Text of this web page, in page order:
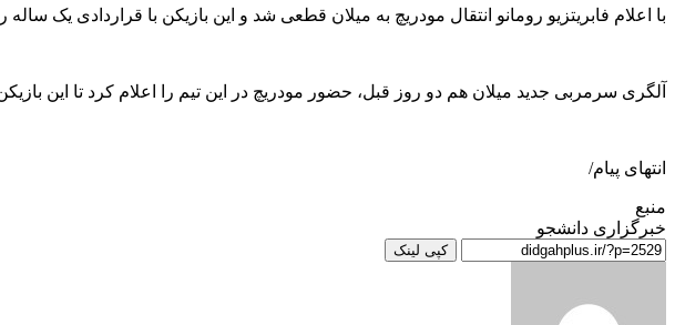
با اعلام فابریتزیو رومانو انتقال مودریچ به میلان قطعی شد و این بازیکن با قراردادی یک
آلگری سرمربی جدید میلان هم دو روز قبل، حضور مودریچ در این تیم را اعلام کرد تا این بازیکن ۳۹ ساله به حضورش در مستطیل سبز این بار با پیراهن میلان ادامه
انتهای پیام/
منبع
خبرگزاری دانشجو
کپی لینک